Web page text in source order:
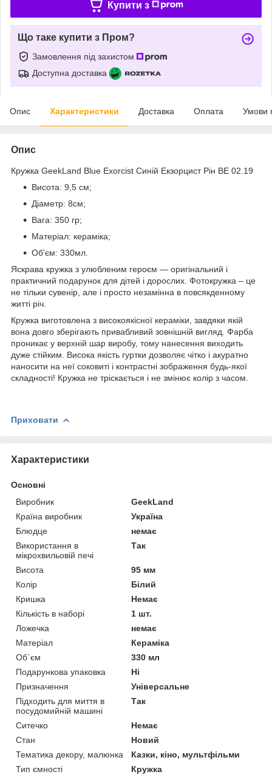
Купити з
Що таке купити з Пром?
Замовлення під захистом
Доступна доставка
Опис Характеристики Доставка Оплата Умови
Опис
Кружка GeekLand Blue Exorcist Синій Екзорцист Рін BE 02.19
Висота: 9,5 см;
Діаметр: 8см;
Вага: 350 гр;
Матеріал: кераміка;
Об'єм: 330мл.
Яскрава кружка з улюбленим героєм ― оригінальний і
практичний подарунок для дітей і дорослих. Фотокружка – це
не тільки сувенір, але і просто незамінна в повсякденному
житті річ.
Кружка виготовлена з високоякісної кераміки, завдяки якій
вона довго зберігають привабливий зовнішній вигляд. Фарба
проникає у верхній шар виробу, тому нанесення виходить
дуже стійким. Висока якість гуртки дозволяє чітко і акуратно
наносити на неї соковиті і контрастні зображення будь-якої
складності! Кружка не тріскається і не змінює колір з часом.
Приховати
Характеристики
Основні
Виробник
GeekLand
Країна виробник
Україна
Блюдце
немає
Використання в
мікрохвильовій печі
Так
Висота
95 мм
Колір
Білий
Кришка
Немає
Кількість в наборі
1 шт.
Ложечка
немає
Матеріал
Кераміка
Об`єм
330 мл
Подарункова упаковка
Ні
Призначення
Універсальне
Підходить для миття в
посудомийній машині
Так
Ситечко
Немає
Стан
Новий
Тематика декору, малюнка
Казки, кіно, мультфільми
Тип ємності
Кружка